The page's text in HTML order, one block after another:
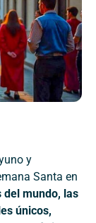
y
Santa en
del mundo, las
únicos,